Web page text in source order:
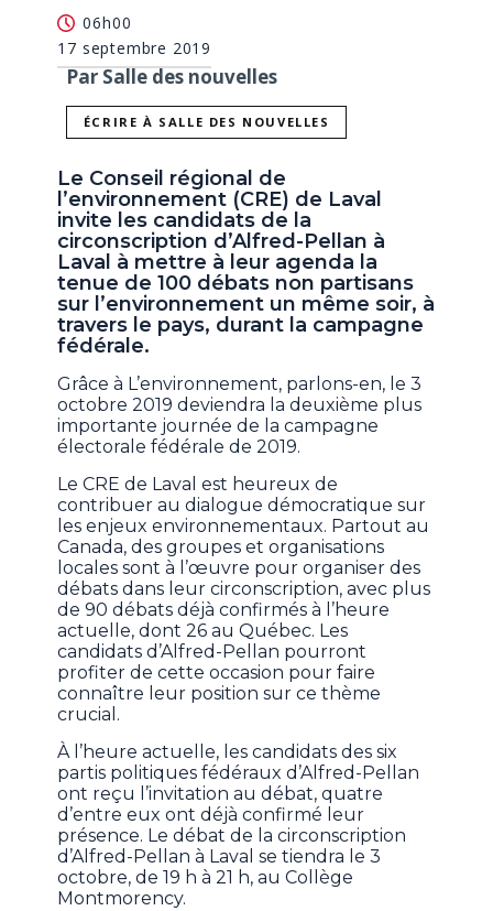
06h00
17 septembre 2019
Par Salle des nouvelles
ÉCRIRE À SALLE DES NOUVELLES
Le Conseil régional de
l’environnement (CRE) de Laval
invite les candidats de la
circonscription d’Alfred-Pellan à
Laval à mettre à leur agenda la
tenue de 100 débats non partisans
sur l’environnement un même soir, à
travers le pays, durant la campagne
fédérale.
Grâce à L’environnement, parlons-en, le 3
octobre 2019 deviendra la deuxième plus
importante journée de la campagne
électorale fédérale de 2019.
Le CRE de Laval est heureux de
contribuer au dialogue démocratique sur
les enjeux environnementaux. Partout au
Canada, des groupes et organisations
locales sont à l’œuvre pour organiser des
débats dans leur circonscription, avec plus
de 90 débats déjà confirmés à l’heure
actuelle, dont 26 au Québec. Les
candidats d’Alfred-Pellan pourront
profiter de cette occasion pour faire
connaître leur position sur ce thème
crucial.
À l’heure actuelle, les candidats des six
partis politiques fédéraux d’Alfred-Pellan
ont reçu l’invitation au débat, quatre
d’entre eux ont déjà confirmé leur
présence. Le débat de la circonscription
d’Alfred-Pellan à Laval se tiendra le 3
octobre, de 19 h à 21 h, au Collège
Montmorency.